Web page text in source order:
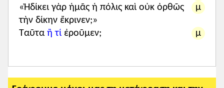
της ζωής του στις μελέτες του και στην
Ακαδημία· μάλιστα, κατά τον Παυσανία,
τον έθαψαν εκεί κοντά.
μ
«Ἠδίκει γὰρ ἡμᾶς ἡ πόλις καὶ οὐκ ὀρθῶς
τὴν δίκην ἔκρινεν;»
μ
Ταῦτα ἢ τί ἐροῦμεν;